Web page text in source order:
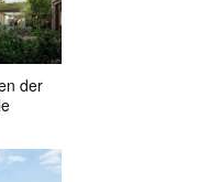
der